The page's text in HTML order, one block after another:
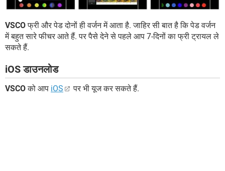
VSCOफ्री और पेड दोनों ही वर्जन में आता है. जाहिर सी बात है कि पेड वर्जन
में बहुत सारे फीचर आते हैं. पर पैसे देने से पहले आप 7-दिनों का फ्री ट्रायल ले
सकते हैं.
iOS डाउनलोड
VSCOको आप iOS पर भी यूज कर सकते हैं.